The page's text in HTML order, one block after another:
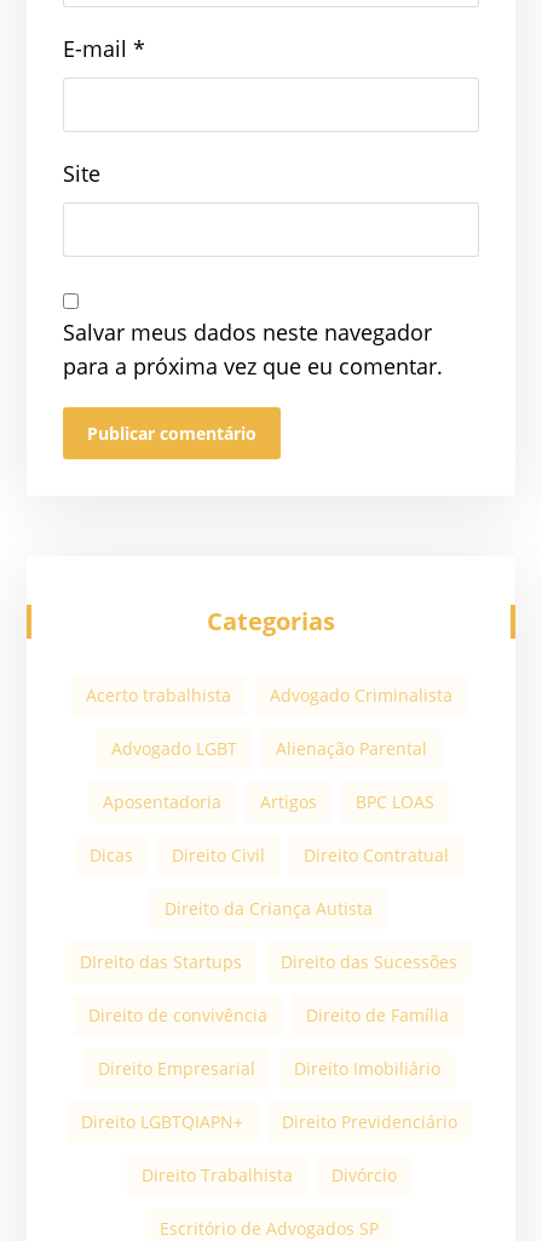
E-mail*
Site
Salvar meus dados neste navegador
para a próxima vez que eu comentar.
Categorias
Acerto trabalhista Advogado Criminalista
Advogado LGBT Alienação Parental
Aposentadoria Artigos BPC LOAS
Dicas Direito Civil Direito Contratual
Direito da Criança Autista
DIreito das Startups Direito das Sucessões
Direito de convivência Direito de Família
Direito Empresarial Direito Imobiliário
Direito LGBTQIAPN+ Direito Previdenciário
Direito Trabalhista Divórcio
Escritório de Advogados SP